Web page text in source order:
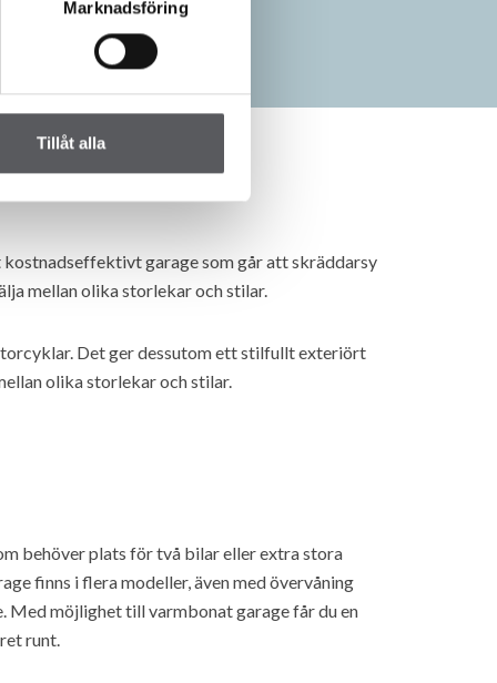
Marknadsföring
Tillåt alla
kostnadseffektivt garage som går att skräddarsy
mellan olika storlekar och stilar.
Det ger dessutom ett stilfullt exteriört
olika storlekar och stilar.
behöver plats för två bilar eller extra stora
finns i flera modeller, även med övervåning
Med möjlighet till varmbonat garage får du en
runt.